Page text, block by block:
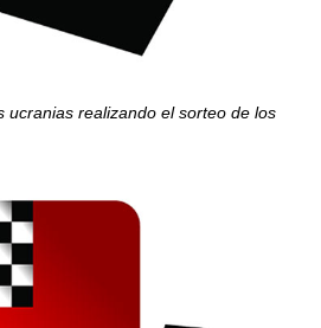
ucranias realizando el sorteo de los